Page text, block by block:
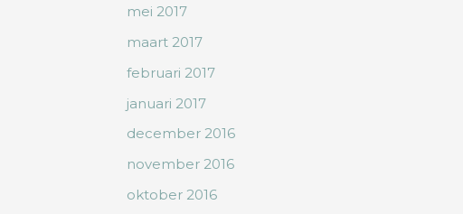
mei 2017
maart 2017
februari 2017
januari 2017
december 2016
november 2016
oktober 2016